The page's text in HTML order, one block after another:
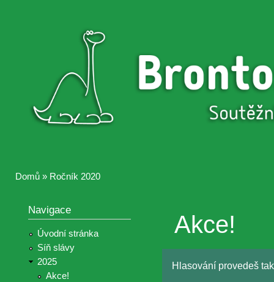
Brontosaurus
Brontosaurus
Domů » Ročník 2020
Navigace
Úvodní stránka
Síň slávy
2025
Akce!
Akce!
Hlasování provedeš